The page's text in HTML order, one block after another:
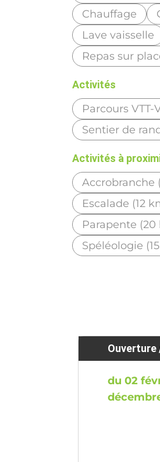
Chauffage
Lave vaisselle
Repas sur
Activités
Parcours VTT-
Sentier de
Activités à
Accrobranche
Escalade (12
Parapente (20
Spéléologie
Ouverture
du 02